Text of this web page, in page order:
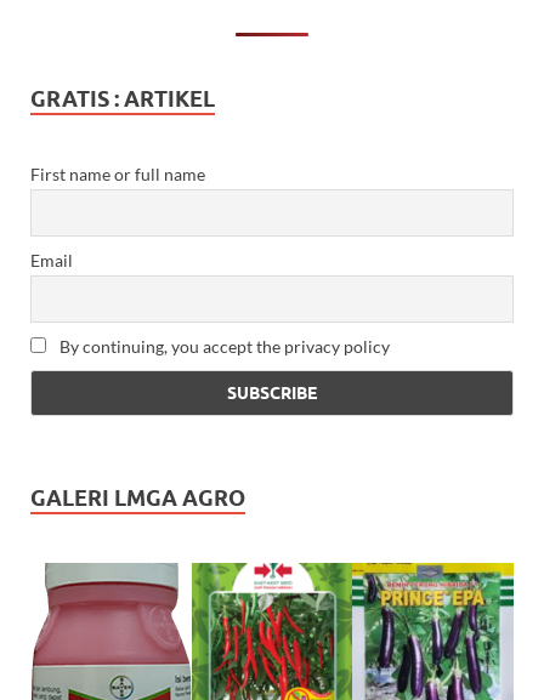
GRATIS : ARTIKEL
First name or full name
Email
By continuing, you accept the privacy policy
GALERI LMGA AGRO